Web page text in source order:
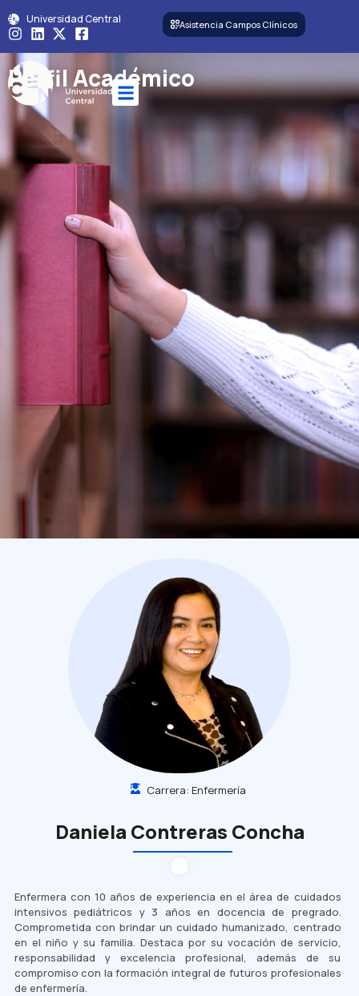
Universidad Central Asistencia Campos Clínicos
Perfil Académico
Carrera: Enfermería
Daniela Contreras Concha
Enfermera con 10 años de experiencia en el área de cuidados
intensivos pediátricos y 3 años en docencia de pregrado.
Comprometida con brindar un cuidado humanizado, centrado
en el niño y su familia. Destaca por su vocación de servicio,
responsabilidad y excelencia profesional, además de su
compromiso con la formación integral de futuros profesionales
de enfermería.